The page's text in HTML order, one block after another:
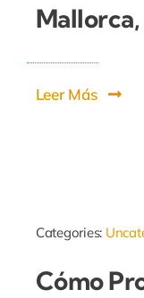
Leer Más
Categories:
Cómo